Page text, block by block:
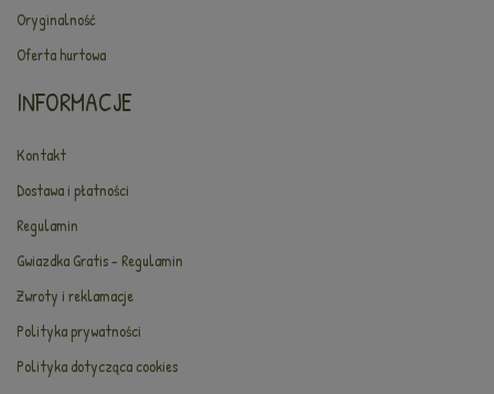
Oryginalność
Oferta hurtowa
INFORMACJE
Kontakt
Dostawa i płatności
Regulamin
Gwiazdka Gratis - Regulamin
Zwroty i reklamacje
Polityka prywatności
Polityka dotycząca cookies